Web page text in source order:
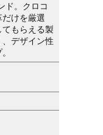
ド。クロコ
けを厳選
もらえる製
デザイン性